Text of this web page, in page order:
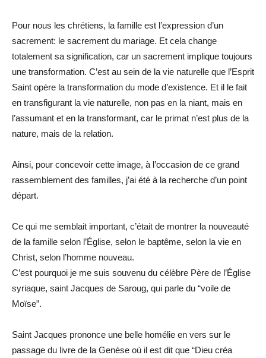
Pour nous les chrétiens, la famille est l’expression d’un
sacrement: le sacrement du mariage. Et cela change
totalement sa signification, car un sacrement implique toujours
une transformation. C’est au sein de la vie naturelle que l’Esprit
Saint opère la transformation du mode d’existence. Et il le fait
en transfigurant la vie naturelle, non pas en la niant, mais en
l’assumant et en la transformant, car le primat n’est plus de la
nature, mais de la relation.
Ainsi, pour concevoir cette image, à l’occasion de ce grand
rassemblement des familles, j’ai été à la recherche d’un point
départ.
Ce qui me semblait important, c’était de montrer la nouveauté
de la famille selon l’Église, selon le baptême, selon la vie en
Christ, selon l’homme nouveau.
C’est pourquoi je me suis souvenu du célèbre Père de l’Église
syriaque, saint Jacques de Saroug, qui parle du “voile de
Moïse”.
Saint Jacques prononce une belle homélie en vers sur le
passage du livre de la Genèse où il est dit que “Dieu créa